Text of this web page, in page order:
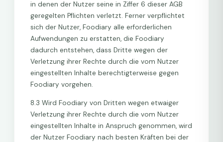
in denen der Nutzer seine in Ziffer 6 dieser AGB
geregelten Pflichten verletzt. Ferner verpflichtet
sich der Nutzer, Foodiary alle erforderlichen
Aufwendungen zu erstatten, die Foodiary
dadurch entstehen, dass Dritte wegen der
Verletzung ihrer Rechte durch die vom Nutzer
eingestellten Inhalte berechtigterweise gegen
Foodiary vorgehen.
8.3 Wird Foodiary von Dritten wegen etwaiger
Verletzung ihrer Rechte durch die vom Nutzer
eingestellten Inhalte in Anspruch genommen, wird
der Nutzer Foodiary nach besten Kräften bei der